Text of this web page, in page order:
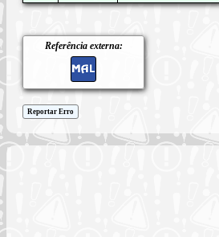
Referência externa:
Reportar Erro